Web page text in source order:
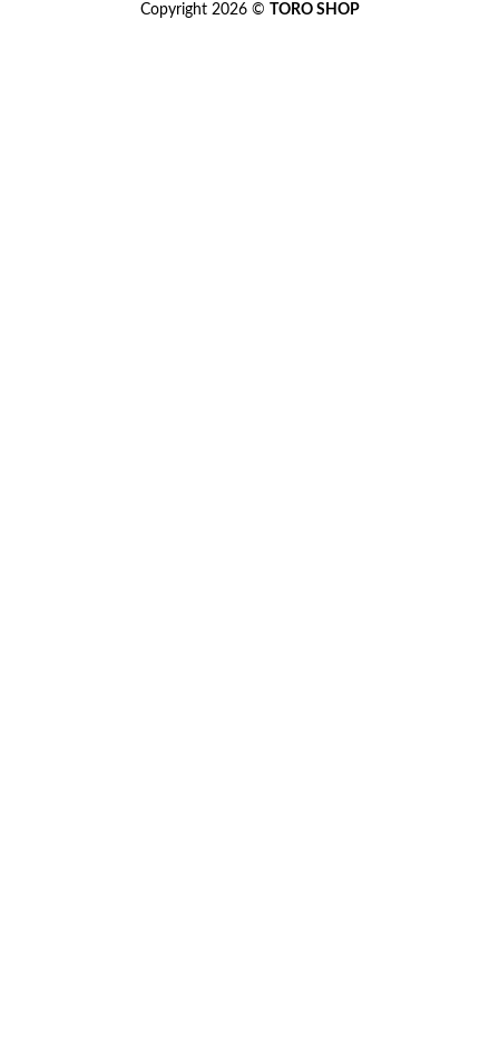
Copyright 2026 © TORO SHOP